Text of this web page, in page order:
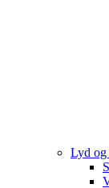
Lyd og